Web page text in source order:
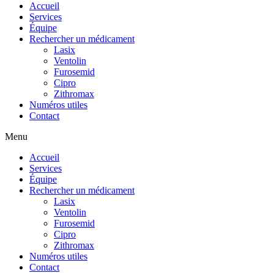
Accueil
Services
Équipe
Rechercher un médicament
Lasix
Ventolin
Furosemid
Cipro
Zithromax
Numéros utiles
Contact
Menu
Accueil
Services
Équipe
Rechercher un médicament
Lasix
Ventolin
Furosemid
Cipro
Zithromax
Numéros utiles
Contact